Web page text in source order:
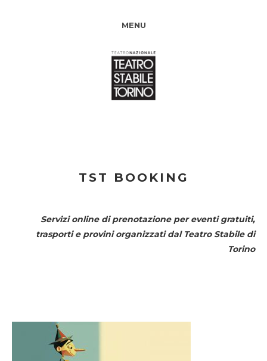
MENU
TST BOOKING
Servizi online di prenotazione per eventi gratuiti,
trasporti e provini organizzati dal Teatro Stabile di
Torino